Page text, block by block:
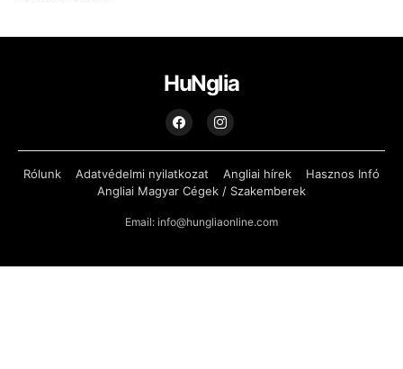
HuNglia
Rólunk Adatvédelmi nyilatkozat Angliai hírek
Hasznos Infó
Angliai Magyar Cégek / Szakemberek
Email: info@hungliaonline.com